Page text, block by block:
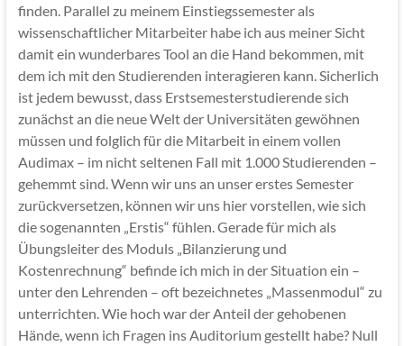
finden. Parallel zu meinem Einstiegssemester als
wissenschaftlicher Mitarbeiter habe ich aus meiner Sicht
damit ein wunderbares Tool an die Hand bekommen, mit
dem ich mit den Studierenden interagieren kann. Sicherlich
ist jedem bewusst, dass Erstsemesterstudierende sich
zunächst an die neue Welt der Universitäten gewöhnen
müssen und folglich für die Mitarbeit in einem vollen
Audimax – im nicht seltenen Fall mit 1.000 Studierenden –
gehemmt sind. Wenn wir uns an unser erstes Semester
zurückversetzen, können wir uns hier vorstellen, wie sich
die sogenannten „Erstis“ fühlen. Gerade für mich als
Übungsleiter des Moduls „Bilanzierung und
Kostenrechnung“ befinde ich mich in der Situation ein –
unter den Lehrenden – oft bezeichnetes „Massenmodul“ zu
unterrichten. Wie hoch war der Anteil der gehobenen
Hände, wenn ich Fragen ins Auditorium gestellt habe? Null